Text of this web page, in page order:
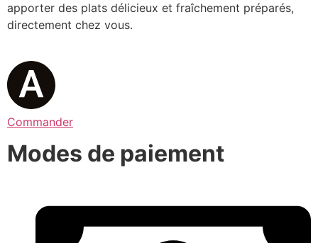
apporter des plats délicieux et fraîchement préparés,
directement chez vous.
Commander
Modes de paiement